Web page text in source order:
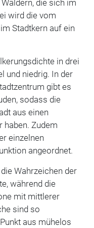
die sich im
wird die vom
Stadtkern auf ein
in drei
und niedrig. In der
gibt es
sodass die
aus einen
haben. Zudem
einzelnen
angeordnet.
Wahrzeichen der
während die
mit mittlerer
sind so
aus mühelos